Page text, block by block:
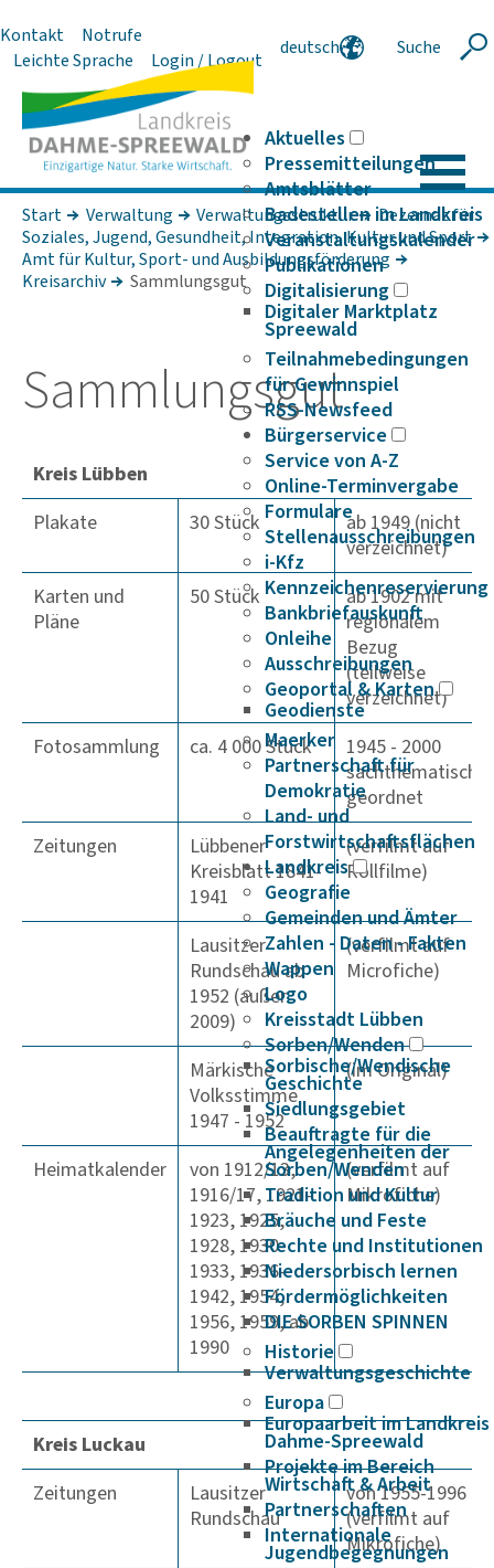
Kontakt
Notrufe
Leichte Sprache
Login / Logout
deutsch
Suche
Aktuelles
Pressemitteilungen
Amtsblätter
Badestellen im Landkreis
Veranstaltungskalender
Publikationen
Digitalisierung
Digitaler Marktplatz
Spreewald
Teilnahmebedingungen
für Gewinnspiel
RSS-Newsfeed
Bürgerservice
Service von A-Z
Online-Terminvergabe
Formulare
Stellenausschreibungen
i-Kfz
Kennzeichenreservierung
Bankbriefauskunft
Onleihe
Ausschreibungen
Geoportal & Karten
Geodienste
Maerker
Partnerschaft für
Demokratie
Land- und
Forstwirtschaftsflächen
Landkreis
Geografie
Gemeinden und Ämter
Zahlen - Daten - Fakten
Wappen
Logo
Kreisstadt Lübben
Sorben/Wenden
Sorbische/Wendische
Geschichte
Siedlungsgebiet
Beauftragte für die
Angelegenheiten der
Sorben/Wenden
Tradition und Kultur
Bräuche und Feste
Rechte und Institutionen
Niedersorbisch lernen
Fördermöglichkeiten
DIE SORBEN SPINNEN
Historie
Verwaltungsgeschichte
Europa
Europaarbeit im Landkreis
Dahme-Spreewald
Projekte im Bereich
Wirtschaft & Arbeit
Partnerschaften
Internationale
Jugendbegegnungen
Start Verwaltung Verwaltungsstruktur
Dezernat für
Soziales, Jugend, Gesundheit, Integration, Kultur und Sport
Amt für Kultur, Sport- und Ausbildungsförderung
Kreisarchiv
Sammlungsgut
Samm­lungsgut
Kreis Lübben
Plakate
30 Stück
ab 1949 (nicht
verzeichnet)
Karten und
Pläne
50 Stück
ab 1902 mit
regionalem
Bezug
(teilweise
verzeichnet)
Fotosammlung
ca. 4 000 Stück
1945 - 2000
sachthematisch
geordnet
Zeitungen
Lübbener
Kreisblatt 1841-
1941
(verfilmt auf
Rollfilme)
Lausitzer
Rundschau ab
1952 (außer
2009)
(verfilmt auf
Microfiche)
Märkische
Volksstimme
1947 - 1952
(im Original)
Heimatkalender
von 1912/13,
1916/17, 1921-
1923, 1925,
1928, 1930-
1933, 1936-
1942, 1954,
1956, 1959, ab
1990
(verfilmt auf
Mikrofiche)
Kreis Luckau
Zeitungen
Lausitzer
Rundschau
von 1955-1996
(verfilmt auf
Mikrofiche)